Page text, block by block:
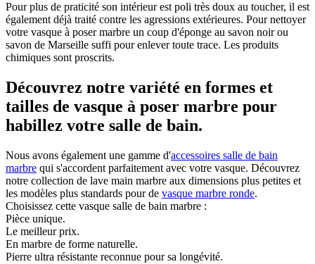
Pour plus de praticité son intérieur est poli très doux au toucher, il est
également déjà traité contre les agressions extérieures. Pour nettoyer
votre vasque à poser marbre un coup d'éponge au savon noir ou
savon de Marseille suffi pour enlever toute trace. Les produits
chimiques sont proscrits.
Découvrez notre variété en formes et
tailles de vasque à poser marbre pour
habillez votre salle de bain.
Nous avons également une gamme d'accessoires salle de bain
marbre qui s'accordent parfaitement avec votre vasque. Découvrez
notre collection de lave main marbre aux dimensions plus petites et
les modèles plus standards pour de vasque marbre ronde.
Choisissez cette vasque salle de bain marbre :
Pièce unique.
Le meilleur prix.
En marbre de forme naturelle.
Pierre ultra résistante reconnue pour sa longévité.